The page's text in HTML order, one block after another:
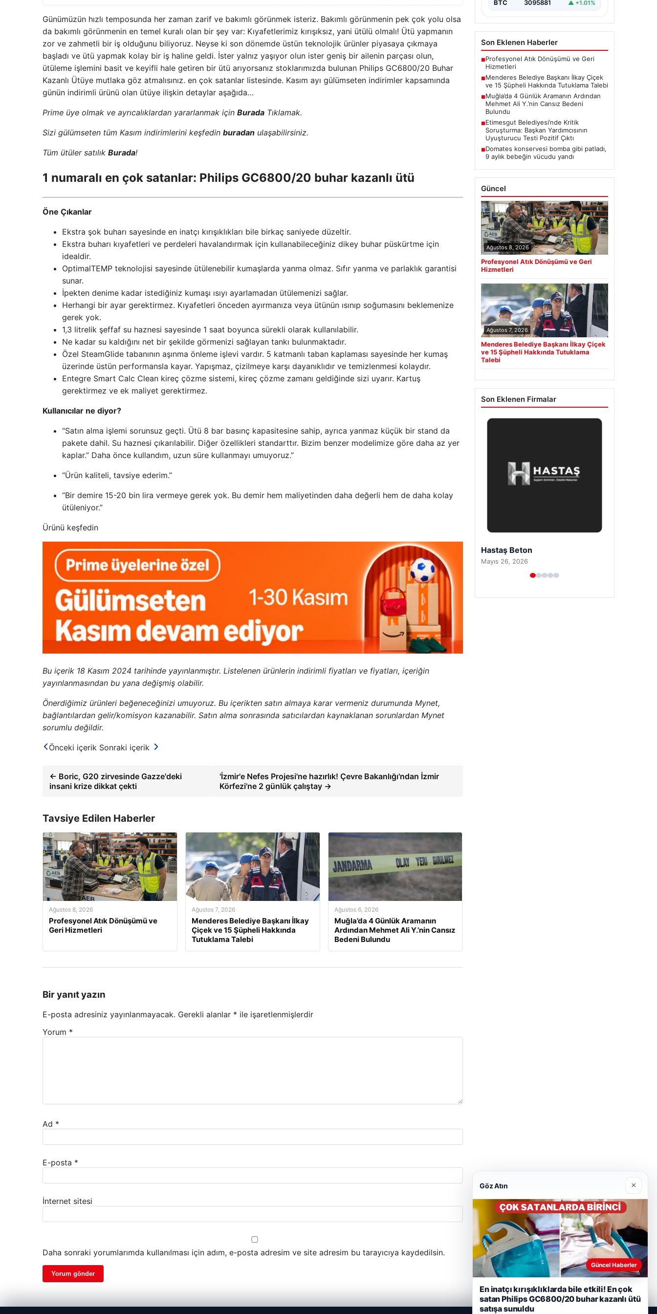
Günümüzün hızlı temposunda her zaman zarif ve bakımlı görünmek isteriz. Bakımlı görünmenin pek çok yolu olsa
da bakımlı görünmenin en temel kuralı olan bir şey var: Kıyafetlerimiz kırışıksız, yani ütülü olmalı! Ütü yapmanın
zor ve zahmetli bir iş olduğunu biliyoruz. Neyse ki son dönemde üstün teknolojik ürünler piyasaya çıkmaya
başladı ve ütü yapmak kolay bir iş haline geldi. İster yalnız yaşıyor olun ister geniş bir ailenin parçası olun,
ütüleme işlemini basit ve keyifli hale getiren bir ütü arıyorsanız stoklarımızda bulunan Philips GC6800/20 Buhar
Kazanlı Ütüye mutlaka göz atmalısınız. en çok satanlar listesinde. Kasım ayı gülümseten indirimler kapsamında
günün indirimli ürünü olan ütüye ilişkin detaylar aşağıda…
Prime üye olmak ve ayrıcalıklardan yararlanmak için Burada Tıklamak.
Sizi gülümseten tüm Kasım indirimlerini keşfedin buradan ulaşabilirsiniz.
Tüm ütüler satılık Burada!
1 numaralı en çok satanlar: Philips GC6800/20 buhar kazanlı ütü
Öne Çıkanlar
Ekstra şok buharı sayesinde en inatçı kırışıklıkları bile birkaç saniyede düzeltir.
Ekstra buharı kıyafetleri ve perdeleri havalandırmak için kullanabileceğiniz dikey buhar püskürtme için
idealdir.
OptimalTEMP teknolojisi sayesinde ütülenebilir kumaşlarda yanma olmaz. Sıfır yanma ve parlaklık garantisi
sunar.
İpekten denime kadar istediğiniz kumaşı ısıyı ayarlamadan ütülemenizi sağlar.
Herhangi bir ayar gerektirmez. Kıyafetleri önceden ayırmanıza veya ütünün ısınıp soğumasını beklemenize
gerek yok.
1,3 litrelik şeffaf su haznesi sayesinde 1 saat boyunca sürekli olarak kullanılabilir.
Ne kadar su kaldığını net bir şekilde görmenizi sağlayan tankı bulunmaktadır.
Özel SteamGlide tabanının aşınma önleme işlevi vardır. 5 katmanlı taban kaplaması sayesinde her kumaş
üzerinde üstün performansla kayar. Yapışmaz, çizilmeye karşı dayanıklıdır ve temizlenmesi kolaydır.
Entegre Smart Calc Clean kireç çözme sistemi, kireç çözme zamanı geldiğinde sizi uyarır. Kartuş
gerektirmez ve ek maliyet gerektirmez.
Kullanıcılar ne diyor?
“Satın alma işlemi sorunsuz geçti. Ütü 8 bar basınç kapasitesine sahip, ayrıca yanmaz küçük bir stand da
pakete dahil. Su haznesi çıkarılabilir. Diğer özellikleri standarttır. Bizim benzer modelimize göre daha az yer
kaplar.” Daha önce kullandım, uzun süre kullanmayı umuyoruz.”
“Ürün kaliteli, tavsiye ederim.”
“Bir demire 15-20 bin lira vermeye gerek yok. Bu demir hem maliyetinden daha değerli hem de daha kolay
ütüleniyor.”
Ürünü keşfedin
Bu içerik 18 Kasım 2024 tarihinde yayınlanmıştır. Listelenen ürünlerin indirimli fiyatları ve fiyatları, içeriğin
yayınlanmasından bu yana değişmiş olabilir.
Önerdiğimiz ürünleri beğeneceğinizi umuyoruz. Bu içerikten satın almaya karar vermeniz durumunda Mynet,
bağlantılardan gelir/komisyon kazanabilir. Satın alma sonrasında satıcılardan kaynaklanan sorunlardan Mynet
sorumlu değildir.
Önceki içerik Sonraki içerik
← Boric, G20 zirvesinde Gazze'deki
insani krize dikkat çekti
'İzmir'e Nefes Projesi'ne hazırlık! Çevre Bakanlığı'ndan İzmir
Körfezi'ne 2 günlük çalıştay →
Tavsiye Edilen Haberler
Ağustos 8, 2026
Profesyonel Atık Dönüşümü ve
Geri Hizmetleri
Ağustos 7, 2026
Menderes Belediye Başkanı İlkay
Çiçek ve 15 Şüpheli Hakkında
Tutuklama Talebi
Ağustos 6, 2026
Muğla’da 4 Günlük Aramanın
Ardından Mehmet Ali Y.’nin Cansız
Bedeni Bulundu
Bir yanıt yazın
E-posta adresiniz yayınlanmayacak. Gerekli alanlar * ile işaretlenmişlerdir
Yorum *
Ad *
E-posta *
İnternet sitesi
Daha sonraki yorumlarımda kullanılması için adım, e-posta adresim ve site adresim bu tarayıcıya kaydedilsin.
BTC 3095881 ▲ +1.01%
Son Eklenen Haberler
■Profesyonel Atık Dönüşümü ve Geri
Hizmetleri
■Menderes Belediye Başkanı İlkay Çiçek
ve 15 Şüpheli Hakkında Tutuklama Talebi
■Muğla’da 4 Günlük Aramanın Ardından
Mehmet Ali Y.’nin Cansız Bedeni
Bulundu
■Etimesgut Belediyesi’nde Kritik
Soruşturma: Başkan Yardımcısının
Uyuşturucu Testi Pozitif Çıktı
■Domates konservesi bomba gibi patladı,
9 aylık bebeğin vücudu yandı
Güncel
Ağustos 8, 2026
Profesyonel Atık Dönüşümü ve Geri
Hizmetleri
Ağustos 7, 2026
Menderes Belediye Başkanı İlkay Çiçek
ve 15 Şüpheli Hakkında Tutuklama
Talebi
Son Eklenen Firmalar
Prenses Night Club
Nisan 29, 2026
Göz Atın ×
Güncel Haberler
En inatçı kırışıklıklarda bile etkili! En çok
satan Philips GC6800/20 buhar kazanlı ütü
satışa sunuldu